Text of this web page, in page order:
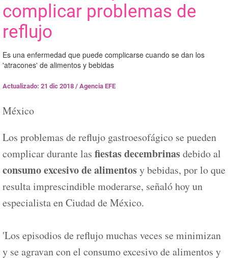
complicar problemas de
reflujo
Es una enfermedad que puede complicarse cuando se dan los
'atracones' de alimentos y bebidas
Actualizado: 21 dic 2018 / Agencia EFE
México
Los problemas de reflujo gastroesofágico se pueden
complicar durante las fiestas decembrinasdebido al
consumo excesivo de alimentosy bebidas, por lo que
resulta imprescindible moderarse, señaló hoy un
especialista en Ciudad de México.
'Los episodios de reflujo muchas veces se minimizan
y se agravan con el consumo excesivo de alimentos y